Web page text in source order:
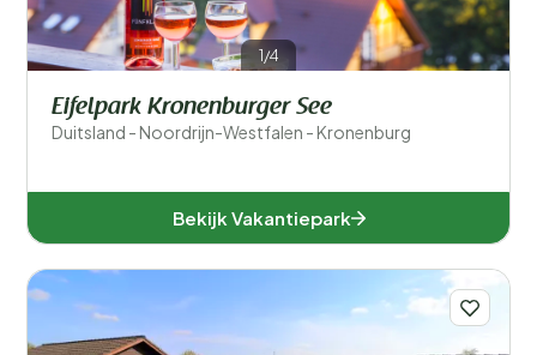
Faciliteiten accommodatie
Aantal slaapkamers
Aantal badkamers
1/4
Eifelpark Kronenburger See
Duitsland - Noordrijn-Westfalen - Kronenburg
Bekijk Vakantiepark